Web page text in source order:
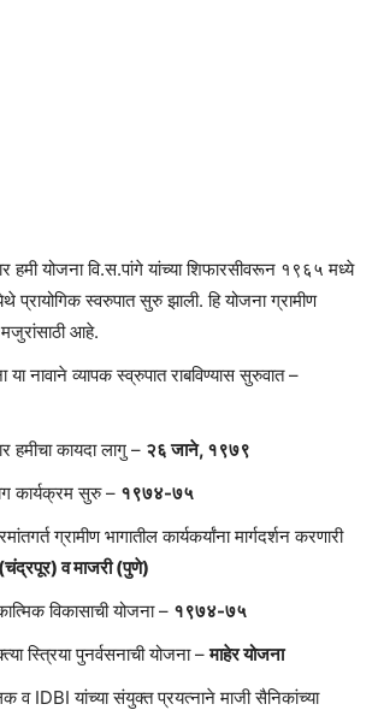
हमी योजना वि.स.पांगे यांच्या शिफारसीवरून १९६५ मध्ये
प्रायोगिक स्वरुपात सुरु झाली. हि योजना ग्रामीण
आहे.
या नावाने व्यापक स्व्रुपात राबविण्यास सुरुवात –
हमीचा कायदा लागु – २६ जाने, १९७९
कार्यक्रम सुरु – १९७४-७५
ग्रामीण भागातील कार्यकर्यांना मार्गदर्शन करणारी
व माजरी (पुणे)
विकासाची योजना – १९७४-७५
स्त्रिया पुनर्वसनाची योजना –माहेर योजना
व IDBI यांच्या संयुक्त प्रयत्नाने माजी सैनिकांच्या